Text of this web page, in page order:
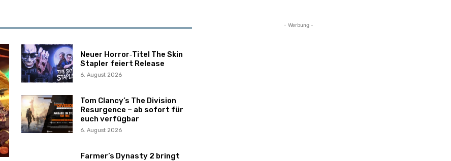
Neuer Horror‑Titel The Skin
Stapler feiert Release
6. August 2026
Tom Clancy’s The Division
Resurgence – ab sofort für
euch verfügbar
6. August 2026
Farmer’s Dynasty 2 bringt
- Werbung -